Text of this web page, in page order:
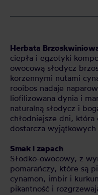
Herbata
ciepła i egzotyki
owocową słodycz
korzennymi nutami
rooibos nadaje
liofilizowana dynia i
naturalną słodycz i
chłodniejsze dni,
dostarcza
Smak i zapach
Słodko-owocowy, z
pomarańczy, które są
cynamon, imbir i
pikantność i